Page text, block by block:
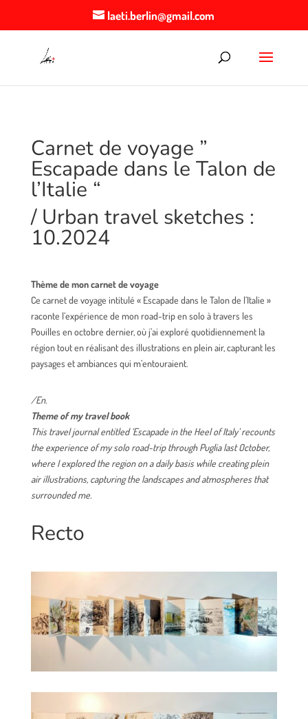
laeti.berlin@gmail.com
Carnet de voyage ”
Escapade dans le Talon de
l’Italie “
/ Urban travel sketches :
10.2024
Thème de mon carnet de voyage
Ce carnet de voyage intitulé « Escapade dans le Talon de l’Italie »
raconte l’expérience de mon road-trip en solo à travers les
Pouilles en octobre dernier, où j’ai exploré quotidiennement la
région tout en réalisant des illustrations en plein air, capturant les
paysages et ambiances qui m’entouraient.
/En.
Theme of my travel book
This travel journal entitled ‘Escapade in the Heel of Italy’ recounts
the experience of my solo road-trip through Puglia last October,
where I explored the region on a daily basis while creating plein
air illustrations, capturing the landscapes and atmospheres that
surrounded me.
Recto